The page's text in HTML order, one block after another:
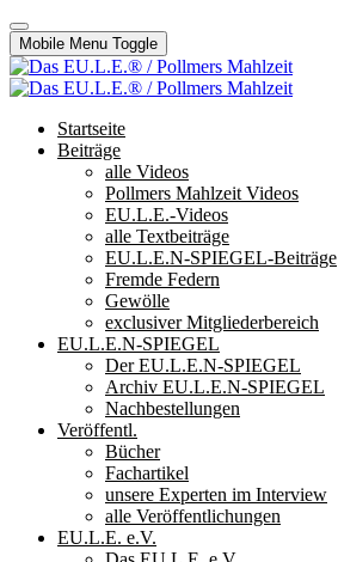
Mobile Menu Toggle
Startseite
Beiträge
alle Videos
Pollmers Mahlzeit Videos
EU.L.E.-Videos
alle Textbeiträge
EU.L.E.N-SPIEGEL-Beiträge
Fremde Federn
Gewölle
exclusiver Mitgliederbereich
EU.L.E.N-SPIEGEL
Der EU.L.E.N-SPIEGEL
Archiv EU.L.E.N-SPIEGEL
Nachbestellungen
Veröffentl.
Bücher
Fachartikel
unsere Experten im Interview
alle Veröffentlichungen
EU.L.E. e.V.